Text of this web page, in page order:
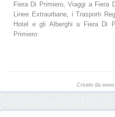
Fiera Di Primiero, Viaggi a Fiera
Linee Extraurbane, i Trasporti
Hotel e gli Alberghi a Fiera Di
Primiero
Creato da